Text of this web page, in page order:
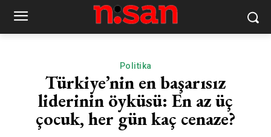
Politika
Türkiye’nin en başarısız
liderinin öyküsü: En az üç
çocuk, her gün kaç cenaze?